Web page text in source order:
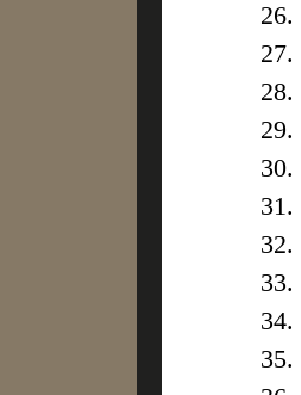
26.
27.
28.
29.
30.
31.
32.
33.
34.
35.